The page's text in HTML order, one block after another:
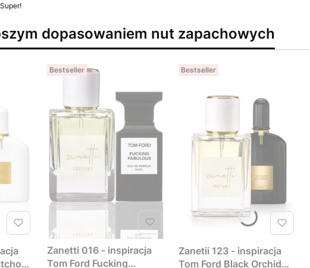
dopasowaniem nut zapachowych
Bestseller
Zanetti 016 - inspiracja
Tom Ford Fucking
Bestseller
Zanetii 123 - inspiracja
Tom Ford Black Orchid